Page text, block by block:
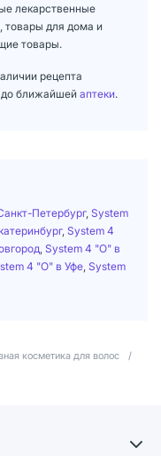
лекарственные
товары для дома и
товары.
рецепта
до ближайшей аптеки.
Петербург, System
, System 4
System 4 "О" в
4 "О" в Уфе System
косметика для волос
/